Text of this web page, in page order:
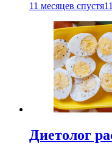
11 месяцев спустя
Диетолог